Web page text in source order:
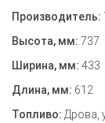
Производитель:
Высота, мм: 737
Ширина, мм: 433
Длина, мм: 612
Топливо: Дрова,